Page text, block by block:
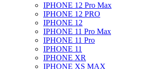
IPHONE 12 Pro Max
IPHONE 12 PRO
IPHONE 12
IPHONE 11 Pro Max
IPHONE 11 Pro
IPHONE 11
IPHONE XR
IPHONE XS MAX